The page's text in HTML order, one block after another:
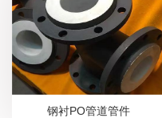
钢衬PO管道管件